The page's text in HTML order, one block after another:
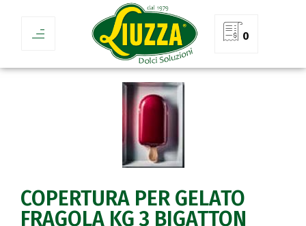
0
COPERTURA PER GELATO
FRAGOLA KG 3 BIGATTON